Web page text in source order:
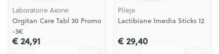
Laboratoire Axone
Orgitan Care Tabl 30 Promo
-3€
€ 24,91
Pileje
Lactibiane Imedia Sticks 12
€ 29,40